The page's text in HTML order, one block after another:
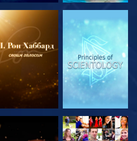
СМОТРЕТЬ
ПЕРЕДАЧИ
СМОТРЕТЬ
ПЕРЕДАЧИ